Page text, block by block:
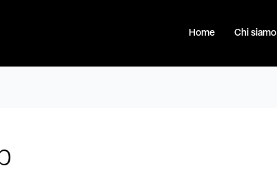
Home Chi siamo